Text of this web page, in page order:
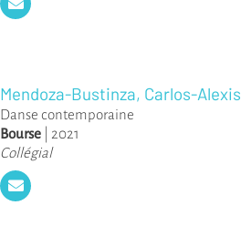
Mendoza-Bustinza, Carlos-Alexis
Danse contemporaine
Bourse
2021
Collégial